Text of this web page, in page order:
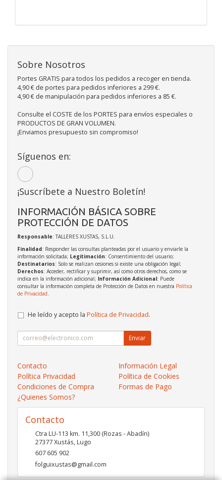
Sobre Nosotros
Portes GRATIS para todos los pedidos a recoger en tienda.
4,90 € de portes para pedidos inferiores a 299 €.
4,90 € de manipulación para pedidos inferiores a 85 €.
Consulte el COSTE de los PORTES para envíos especiales o
PRODUCTOS DE GRAN VOLUMEN.
¡Enviamos presupuesto sin compromiso!
Síguenos en:
¡Suscríbete a Nuestro Boletín!
INFORMACIÓN BÁSICA SOBRE
PROTECCIÓN DE DATOS
Responsable: TALLERES XUSTAS, S.L.U.
Finalidad: Responder las consultas planteadas por el usuario y enviarle la
información solicitada; Legitimación: Consentimiento del usuario;
Destinatarios: Solo se realizan cesiones si existe una obligación legal;
Derechos: Acceder, rectificar y suprimir, así como otros derechos, como se
indica en la información adicional; Información Adicional: Puede
consultar la información completa de Protección de Datos en nuestra Política
de Privacidad
He leído y acepto la Política de Privacidad.
Enviar
Contacto
Información Legal
Política Privacidad
Política de Cookies
Condiciones de Compra
Formas de Pago
¿Quienes Somos?
Contacto
Ctra LU-113 km. 11,300 (Rozas - Abadín)
27377Xustás,Lugo
607 605 902
folguixustas@gmail.com